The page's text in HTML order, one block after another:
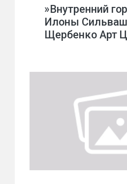
»Внутренний
Илоны
Щербенко Арт